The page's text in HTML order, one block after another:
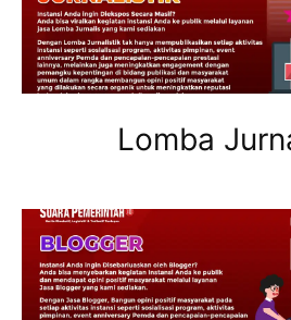
Lomba